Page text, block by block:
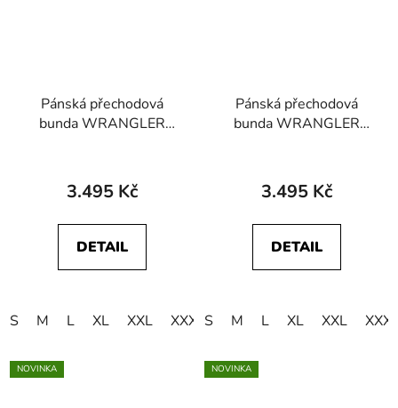
Pánská přechodová
bunda WRANGLER
Black
3.495 Kč
DETAIL
S M L XL XXL XXXL 4XL
Pánská přechodová
bunda WRANGLER
Navy
3.495 Kč
DETAIL
S M L XL XXL
NOVINKA NOVINKA